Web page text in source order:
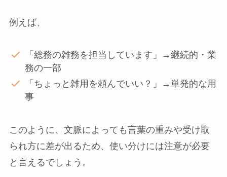
例えば、
「総務の雑務を担当しています」→継続的・業
務の一部
「ちょっと雑用を頼んでいい？」→単発的な用
事
このように、文脈によっても言葉の重みや受け取
られ方に差が出るため、使い分けには注意が必要
と言えるでしょう。